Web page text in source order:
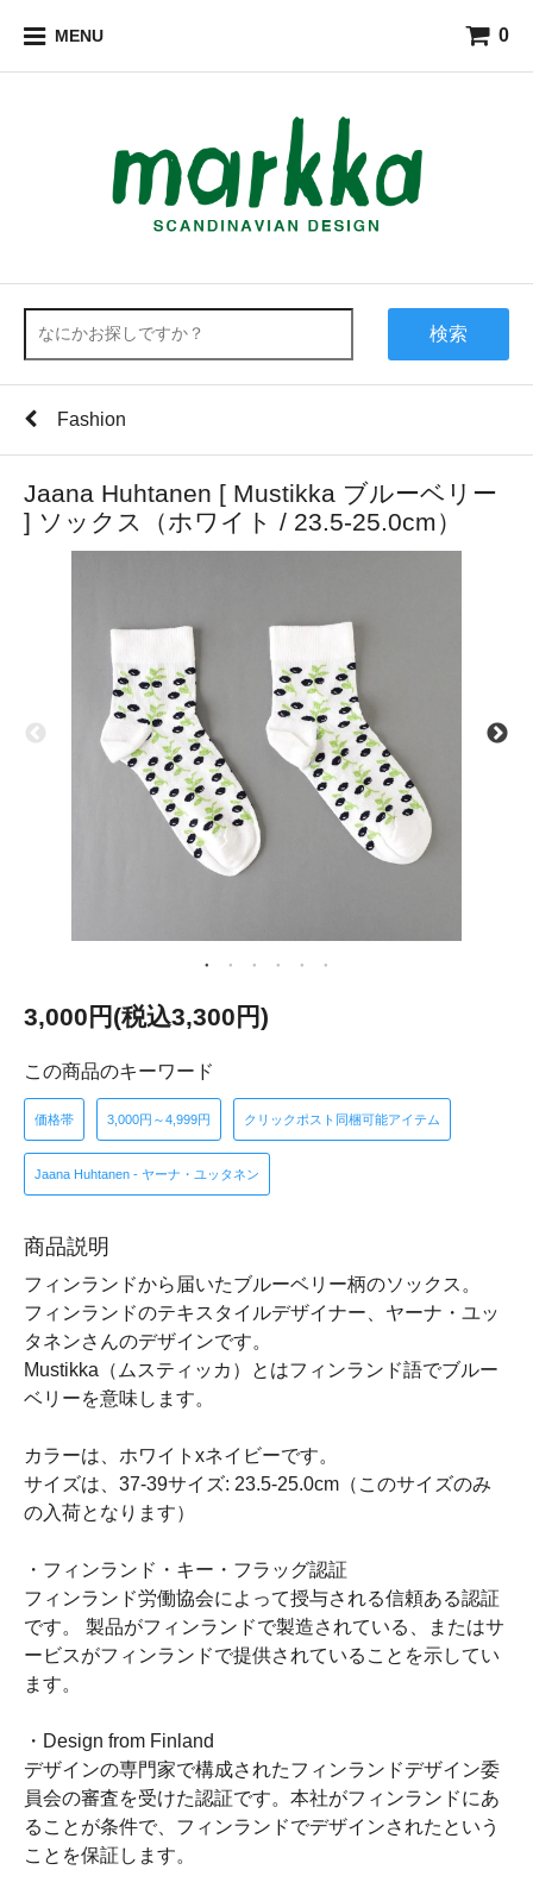
MENU 0
検索
Fashion
Jaana Huhtanen [ Mustikka ブルーベリー
] ソックス（ホワイト / 23.5-25.0cm）
3,000円(税込3,300円)
この商品のキーワード
価格帯 3,000円～4,999円 クリックポスト同梱可能アイテム
Jaana Huhtanen - ヤーナ・ユッタネン
商品説明
フィンランドから届いたブルーベリー柄のソックス。
フィンランドのテキスタイルデザイナー、ヤーナ・ユッ
タネンさんのデザインです。
Mustikka（ムスティッカ）とはフィンランド語でブルー
ベリーを意味します。
カラーは、ホワイトxネイビーです。
サイズは、37-39サイズ: 23.5-25.0cm（このサイズのみ
の入荷となります）
・フィンランド・キー・フラッグ認証
フィンランド労働協会によって授与される信頼ある認証
です。 製品がフィンランドで製造されている、またはサ
ービスがフィンランドで提供されていることを示してい
ます。
・Design from Finland
デザインの専門家で構成されたフィンランドデザイン委
員会の審査を受けた認証です。本社がフィンランドにあ
ることが条件で、フィンランドでデザインされたという
ことを保証します。